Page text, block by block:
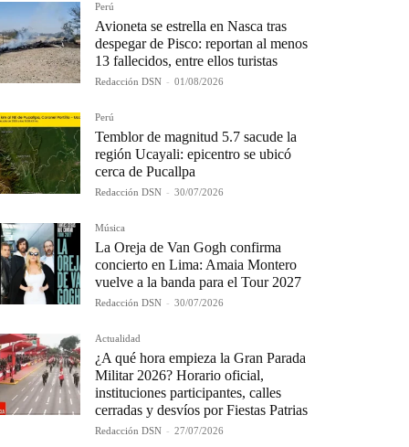
Perú
Avioneta se estrella en Nasca tras
despegar de Pisco: reportan al menos
13 fallecidos, entre ellos turistas
Redacción DSN - 01/08/2026
Perú
Temblor de magnitud 5.7 sacude la
región Ucayali: epicentro se ubicó
cerca de Pucallpa
Redacción DSN - 30/07/2026
Música
La Oreja de Van Gogh confirma
concierto en Lima: Amaia Montero
vuelve a la banda para el Tour 2027
Redacción DSN - 30/07/2026
Actualidad
¿A qué hora empieza la Gran Parada
Militar 2026? Horario oficial,
instituciones participantes, calles
cerradas y desvíos por Fiestas Patrias
Redacción DSN - 27/07/2026